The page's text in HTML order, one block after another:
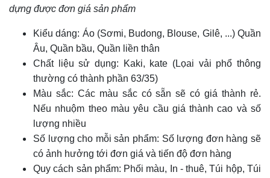
dựng được đơn giá sản phẩm
Kiểu dáng: Áo (Sơmi, Budong, Blouse, Gilê, ...) Quần
Âu, Quần bầu, Quần liền thân
Chất liệu sử dụng: Kaki, kate (Lọai vải phổ thông
thường có thành phần 63/35)
Màu sắc: Các màu sắc có sẵn sẽ có giá thành rẻ.
Nếu nhuộm theo màu yêu cầu giá thành cao và số
lượng nhiều
Số lượng cho mỗi sản phẩm: Số lượng đơn hàng sẽ
có ảnh hưởng tới đơn giá và tiến độ đơn hàng
Quy cách sản phẩm: Phối màu, In - thuê, Túi hộp, Túi